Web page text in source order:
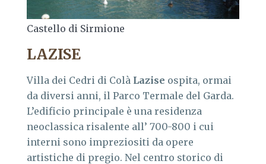
Castello di Sirmione
LAZISE
Villa dei Cedri di Colà Lazise ospita, ormai
da diversi anni, il Parco Termale del Garda.
L’edificio principale è una residenza
neoclassica risalente all’ 700-800 i cui
interni sono impreziositi da opere
artistiche di pregio. Nel centro storico di